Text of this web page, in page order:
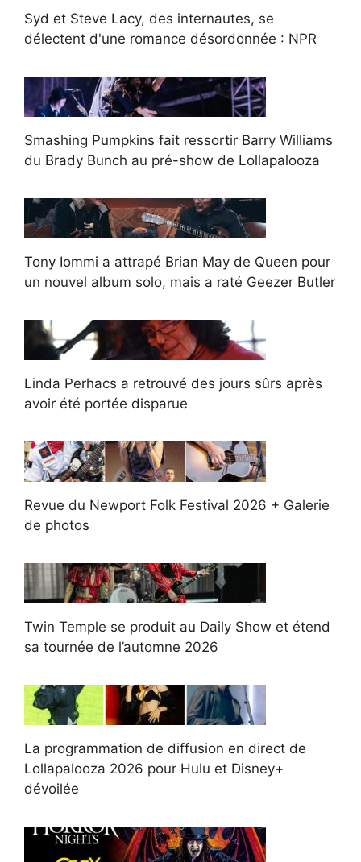
Syd et Steve Lacy, des internautes, se
délectent d'une romance désordonnée : NPR
Smashing Pumpkins fait ressortir Barry Williams
du Brady Bunch au pré-show de Lollapalooza
Tony Iommi a attrapé Brian May de Queen pour
un nouvel album solo, mais a raté Geezer Butler
Linda Perhacs a retrouvé des jours sûrs après
avoir été portée disparue
Revue du Newport Folk Festival 2026 + Galerie
de photos
Twin Temple se produit au Daily Show et étend
sa tournée de l’automne 2026
La programmation de diffusion en direct de
Lollapalooza 2026 pour Hulu et Disney+
dévoilée